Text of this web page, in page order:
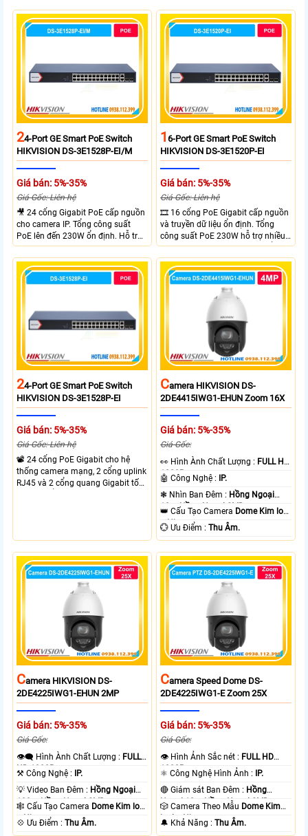
Uplink Ports.
Gigabit và 2 cổng quang SFP mở
rộng linh hoạt. Hỗ trợ truyền PoE
xa tối đa lên đến 300 mét.
24-Port GE Smart PoE Switch
HIKVISION DS-3E1528P-EI/M
Giá bán: 5%-35%
Giá Gốc: Liên hệ
🎥 24 cổng Gigabit PoE cấp nguồn
cho camera IP. Tổng công suất
PoE lên đến 230W ổn định. Hỗ trợ
truyền PoE xa đến 300 mét. Băng
thông chuyển mạch đạt 68 Gbps
mạnh mẽ.
16-Port GE Smart PoE Switch
HIKVISION DS-3E1520P-EI
Giá bán: 5%-35%
Giá Gốc: Liên hệ
🎞 16 cổng PoE Gigabit cấp nguồn
và truyền dữ liệu ổn định. Tổng
công suất PoE 230W hỗ trợ nhiều
thiết bị cùng lúc. Tốc độ chuyển
mạch 68Gbps đảm bảo hiệu suất
cao ổn định. Hỗ trợ truyền PoE xa
lên đến 300m cho hệ thống
24-Port GE Smart PoE Switch
HIKVISION DS-3E1528P-EI
Giá bán: 5%-35%
Giá Gốc: Liên hệ
📽 24 cổng PoE Gigabit cho hệ
thống camera mạng, 2 cổng uplink
RJ45 và 2 cổng quang Gigabit tốc
CAmera HIKVISION DS-
2DE4415IWG1-EHUN Zoom 16X
Giá bán: 5%-35%
Giá Gốc:
️👀 Hình Ành Chất Lượng : FULL HD
1080P .
🤖️ Công Nghệ :
IP.
❃ Nhìn Ban Đêm : Hồng Ngoại
10m Hồng Ngoại SMD.
👑 Cấu Tạo Camera Dome Kim loại
+ Nhựa.
️💮 Ưu Điểm :Thu Âm.
CAmera HIKVISION DS-
2DE4225IWG1-EHUN 2MP
Giá bán: 5%-35%
Giá Gốc:
👁️‍🗨 Hình Ành Chất Lượng : FULL
HD 1080P .
⚒ Công Nghệ :
IP.
💡 Video Ban Đêm : Hồng Ngoại
100m Hồng Ngoại SMD.
🕸️ Cấu Tạo Camera Dome Kim loại
+ Nhựa.
️💠 Ưu Điểm :Thu Âm.
CAmera Speed Dome DS-
2DE4225IWG1-E Zoom 25X
Giá bán: 5%-35%
Giá Gốc:
👁 Hình Ảnh Sắc nét : FULL HD
1080P .
⚛️ Công Nghệ Hình Ảnh :
IP.
🔴 Giám sát Ban Đêm : Hồng
Ngoại 10m Hồng Ngoại SMD.
🎲 Camera Theo Mẫu Dome Kim
loại + Nhựa.
️🔔 Khả Năng :Thu Âm.